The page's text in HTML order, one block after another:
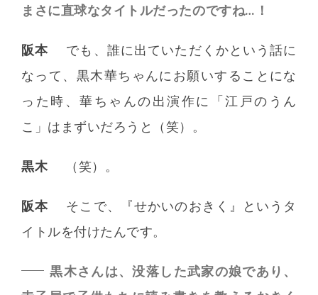
まさに直球なタイトルだったのですね…！
阪本
でも、誰に出ていただくかという話に
なって、黒木華ちゃんにお願いすることにな
った時、華ちゃんの出演作に「江戸のうん
こ」はまずいだろうと（笑）。
黒木 （笑）。
阪本
そこで、『せかいのおきく』というタ
イトルを付けたんです。
黒木さんは、没落した武家の娘であり、